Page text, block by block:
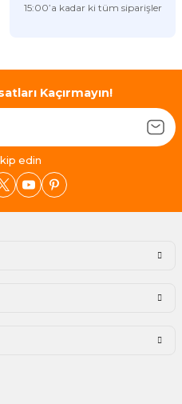
15:00’a kadar ki tüm siparişler
Kaçırmayın!
edin